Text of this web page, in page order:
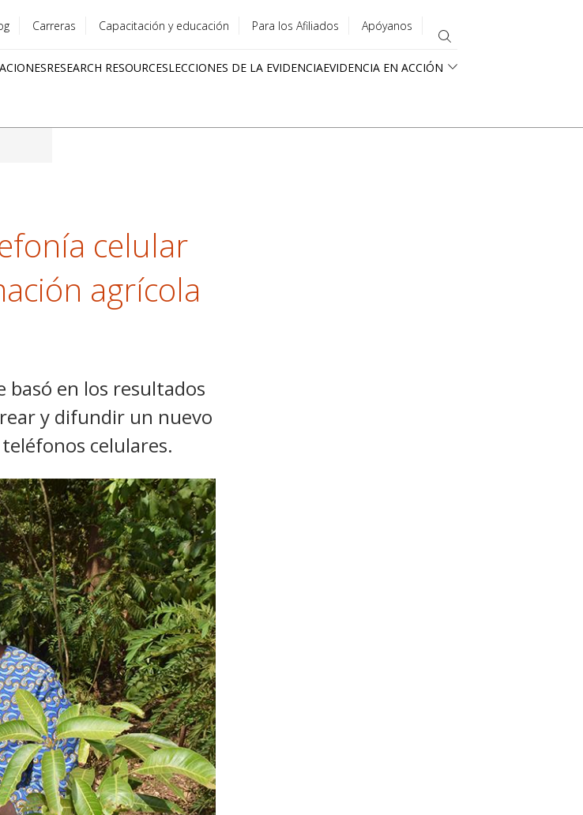
Carreras Capacitación y educación Para los Afiliados Apóyanos
RESEARCH RESOURCESLECCIONES DE LA EVIDENCIAEVIDENCIA EN ACCIÓN
celular
agrícola
en los resultados
y difundir un nuevo
celulares.